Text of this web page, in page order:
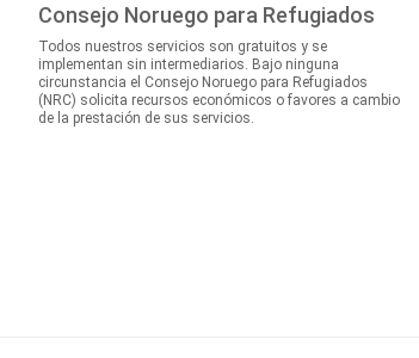
Consejo Noruego para Refugiados
Todos nuestros servicios son gratuitos y se
implementan sin intermediarios. Bajo ninguna
circunstancia el Consejo Noruego para Refugiados
(NRC) solicita recursos económicos o favores a cambio
de la prestación de sus servicios.